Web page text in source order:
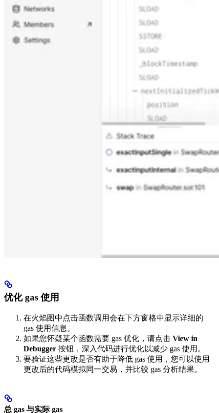
优化 gas 使用
在火焰图中点击函数调用会在下方窗格中显示详细的
gas 使用信息。
如果您怀疑某个函数需要 gas 优化，请点击 View in
Debugger 按钮，深入代码进行优化以减少 gas 使用。
要验证这些更改是否有助于降低 gas 使用，您可以使用
更改后的代码模拟同一交易，并比较 gas 分析结果。
总 gas 与实际 gas